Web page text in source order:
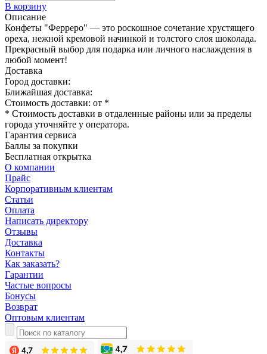
В корзину
Описание
Конфеты "Ферреро" — это роскошное сочетание хрустящего
ореха, нежной кремовой начинкой и толстого слоя шоколада.
Прекрасный выбор для подарка или личного наслаждения в
любой момент!
Доставка
Город доставки:
Ближайшая доставка:
Стоимость доставки: от *
* Стоимость доставки в отдаленные районы или за пределы
города уточняйте у оператора.
Гарантия сервиса
Баллы за покупки
Бесплатная открытка
О компании
Прайс
Корпоративным клиентам
Статьи
Оплата
Написать директору
Отзывы
Доставка
Контакты
Как заказать?
Гарантии
Частые вопросы
Бонусы
Возврат
Оптовым клиентам